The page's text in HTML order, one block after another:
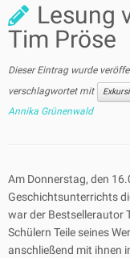
Lesung
Tim Pröse
Dieser Eintrag wurde
verschlagwortet mit
Annika Grünenwald
Am Donnerstag, den
Geschichtsunterrichts
war der Bestsellerautor
Schülern Teile seines
anschließend mit ihnen